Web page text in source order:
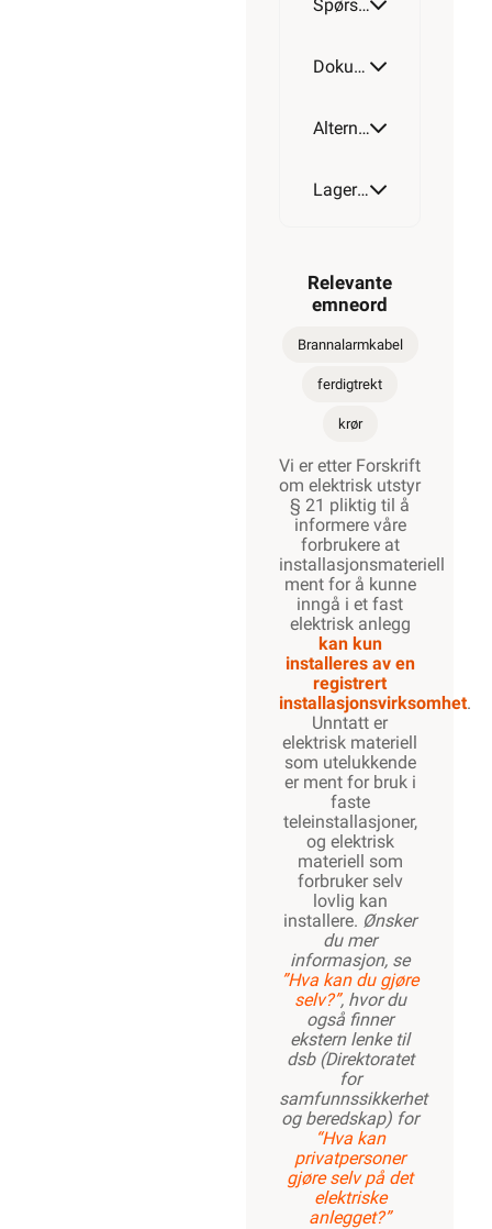
Spørsmål og svar
Dokumentasjon
Alternative artikler
Lagerstatus
Relevante
emneord
Brannalarmkabel
ferdigtrekt
krør
Vi er etter Forskrift
om elektrisk utstyr
§ 21 pliktig til å
informere våre
forbrukere at
installasjonsmateriell
ment for å kunne
inngå i et fast
elektrisk anlegg
kan kun
installeres av en
registrert
installasjonsvirksomhet.
Unntatt er
elektrisk materiell
som utelukkende
er ment for bruk i
faste
teleinstallasjoner,
og elektrisk
materiell som
forbruker selv
lovlig kan
installere. Ønsker
du mer
informasjon, se
”Hva kan du gjøre
selv?”, hvor du
også finner
ekstern lenke til
dsb (Direktoratet
for
samfunnssikkerhet
og beredskap) for
“Hva kan
privatpersoner
gjøre selv på det
elektriske
anlegget?”